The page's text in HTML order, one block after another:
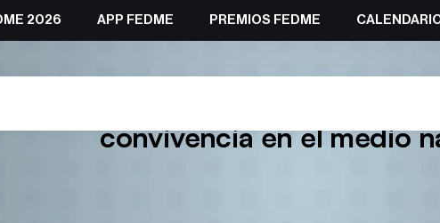
2026 APP FEDME PREMIOS FEDME
con la Federación de Ciclismo
convivencia en el medio